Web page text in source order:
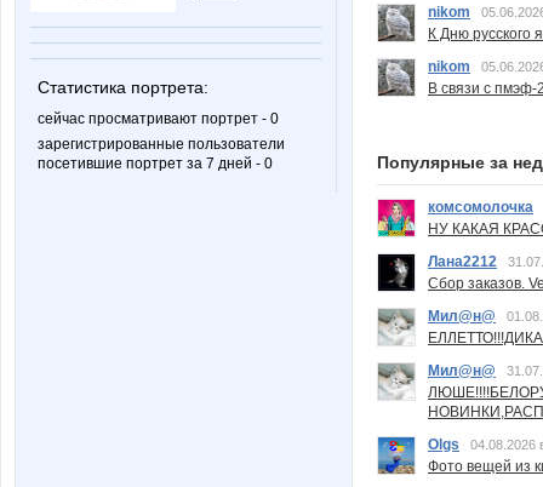
Статистика портрета:
сейчас просматривают портрет - 0
зарегистрированные пользователи
посетившие портрет за 7 дней - 0
nikom
К Дню русского
nikom
В связи с пмэф-
Популярные за
комсомолочка
НУ КАКАЯ
Лана2212
Сбор заказов.
Мил@н@
Мил@н@
Olgs
04.08.2026
Фото вещей из